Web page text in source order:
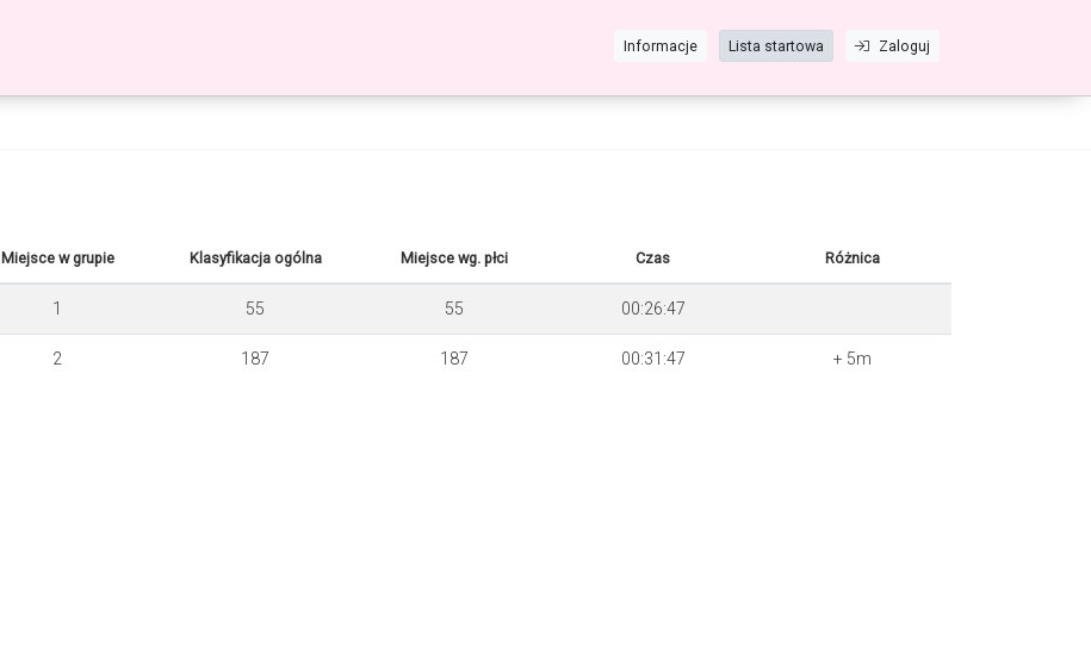
Zaloguj
Lista startowa
Informacje
Miejsce w grupie Klasyfikacja ogólna Miejsce wg. płci Czas Różnica
1 55 55 00:26:47
2 187 187 00:31:47 + 5m